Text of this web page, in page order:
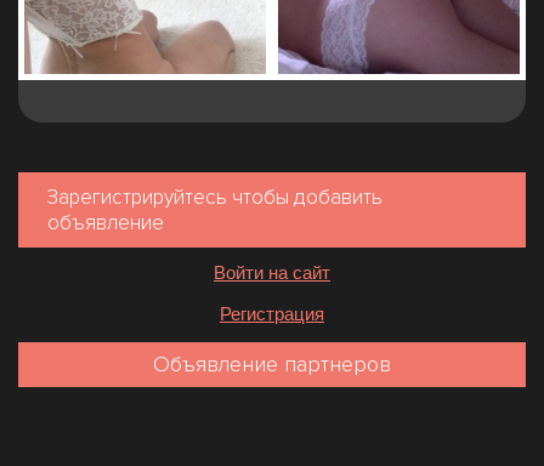
Зарегистрируйтесь чтобы добавить
объявление
Войти на сайт
Регистрация
Объявление партнеров